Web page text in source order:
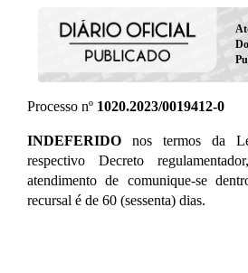
Processo nº 1020.2023/0019412-0
INDEFERIDOnos termos da
respectivo Decreto
atendimento de comunique-se
recursal é de 60 (sessenta) dias.